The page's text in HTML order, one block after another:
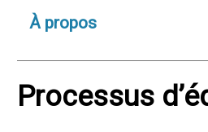
À propos
Processus